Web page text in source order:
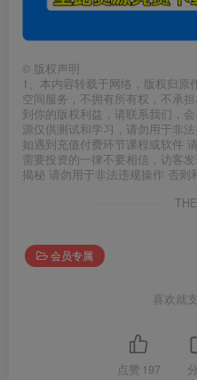
© 版权声明
1、本内容转载于网络，版权归
空间服务，不拥有所有权，不承
到你的版权利益，请联系我们，
源仅供测试和学习，请勿用于非
如遇到充值付费环节课程或软件
需要投资的一律不要相信，访客
揭秘 请勿用于非法违规操作 否则
会员专属
喜欢就
点赞 197